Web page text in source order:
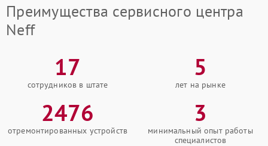
Преимущества сервисного центра
Neff
17
сотрудников в штате
5
лет на рынке
2476
отремонтированных устройств
3
минимальный опыт работы
специалистов